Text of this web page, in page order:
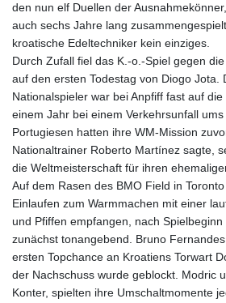
den nun elf Duellen der
auch sechs Jahre lang
kroatische Edeltechniker kein einziges.
Durch Zufall fiel das K.-o.-Spiel gegen
auf den ersten Todestag von Diogo Jota.
Nationalspieler war bei Anpfiff fast auf
einem Jahr bei einem Verkehrsunfall
Portugiesen hatten ihre WM-Mission
Nationaltrainer Roberto Martínez sagte,
die Weltmeisterschaft für ihren
Auf dem Rasen des BMO Field in
Einlaufen zum Warmmachen mit einer
und Pfiffen empfangen, nach
zunächst tonangebend. Bruno
ersten Topchance an Kroatiens Torwart
der Nachschuss wurde geblockt. Modric
Konter, spielten ihre Umschaltmomente